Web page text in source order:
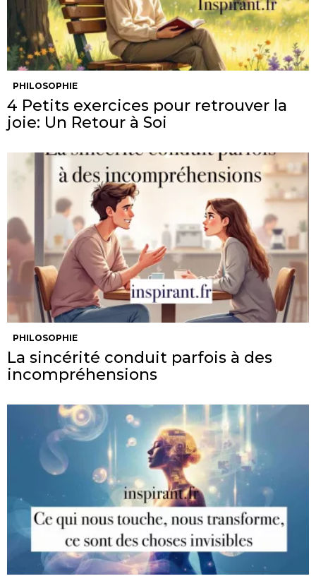
PHILOSOPHIE
4 Petits exercices pour retrouver la
joie: Un Retour à Soi
PHILOSOPHIE
La sincérité conduit parfois à des
incompréhensions